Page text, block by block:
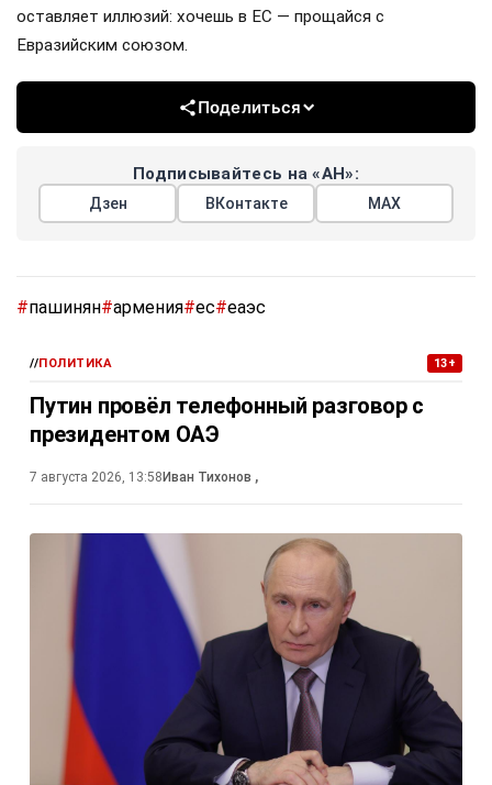
оставляет иллюзий: хочешь в ЕС — прощайся с
Евразийским союзом.
Поделиться
Подписывайтесь на «АН»:
Дзен ВКонтакте МАХ
#пашинян#армения#ес#еаэс
//ПОЛИТИКА 13+
Путин провёл телефонный разговор с
президентом ОАЭ
7 августа 2026, 13:58 Иван Тихонов ,